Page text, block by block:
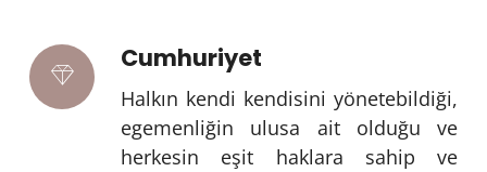
Cumhuriyet
Halkın kendi kendisini yönetebildiği,
egemenliğin ulusa ait olduğu ve
herkesin eşit haklara sahip ve